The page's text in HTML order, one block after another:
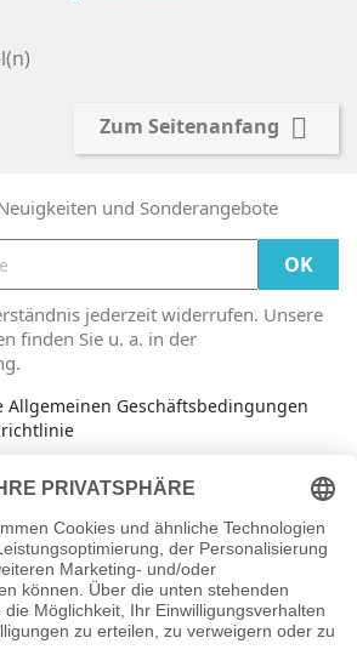
Zum Seitenanfang 
und Sonderangebote
jederzeit widerrufen. Unsere
finden Sie u. a. in der
Allgemeinen Geschäftsbedingungen
Facebook
